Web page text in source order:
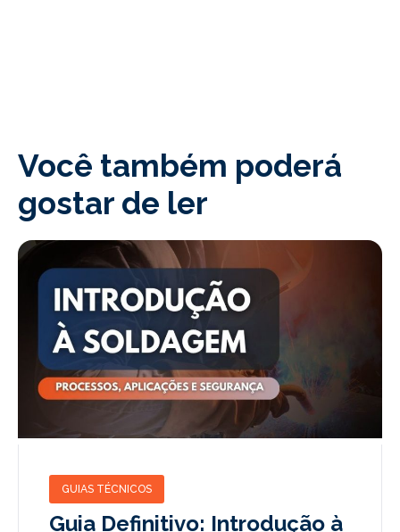
Você também poderá
gostar de ler
GUIAS TÉCNICOS
Guia Definitivo: Introdução à